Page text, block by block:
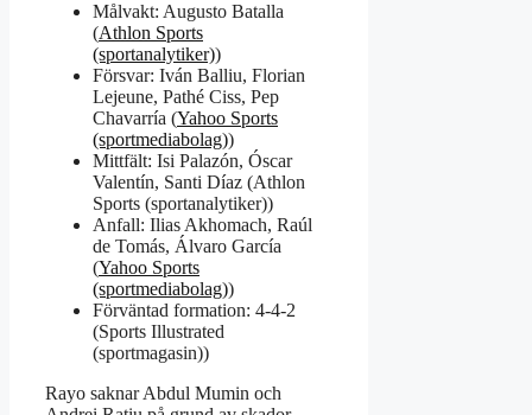
Målvakt: Augusto Batalla
(Athlon Sports
(sportanalytiker))
Försvar: Iván Balliu, Florian
Lejeune, Pathé Ciss, Pep
Chavarría (Yahoo Sports
(sportmediabolag))
Mittfält: Isi Palazón, Óscar
Valentín, Santi Díaz (Athlon
Sports (sportanalytiker))
Anfall: Ilias Akhomach, Raúl
de Tomás, Álvaro García
(Yahoo Sports
(sportmediabolag))
Förväntad formation: 4-4-2
(Sports Illustrated
(sportmagasin))
Rayo saknar Abdul Mumin och